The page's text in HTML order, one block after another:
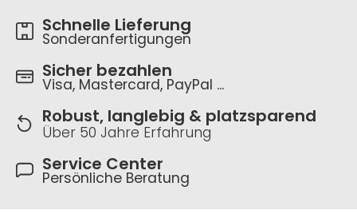
Schnelle Lieferung
Sonderanfertigungen
Sicher bezahlen
Visa, Mastercard, PayPal ...
Robust, langlebig & platzsparend
Über 50 Jahre Erfahrung
Service Center
Persönliche Beratung